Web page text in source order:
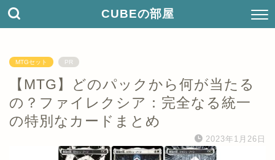
CUBEの部屋
MTGセット PR
【MTG】どのパックから何が当たる
の？ファイレクシア：完全なる統一
の特別なカードまとめ
2023年1月26日